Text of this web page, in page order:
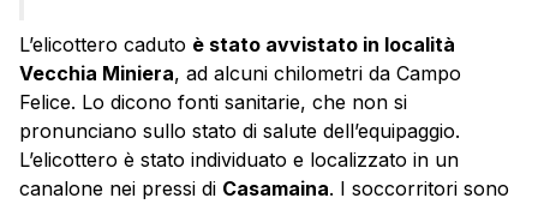
L’elicottero caduto è stato avvistato in località
Vecchia Miniera, ad alcuni chilometri da Campo
Felice. Lo dicono fonti sanitarie, che non si
pronunciano sullo stato di salute dell’equipaggio.
L’elicottero è stato individuato e localizzato in un
canalone nei pressi di Casamaina. I soccorritori sono